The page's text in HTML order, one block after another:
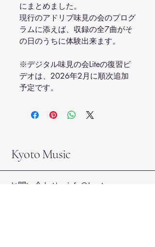
にまとめました。
現行のアドリブ味見の会のプログ
ラムに添えば、収録の全7曲がそ
の日のうちに体験出来ます。
※デジタル味見の会Liteの復習ビ
デオは、2026年2月に順次追加
予定です。
Kyoto Music
お問い合わせ： info@kyoto-